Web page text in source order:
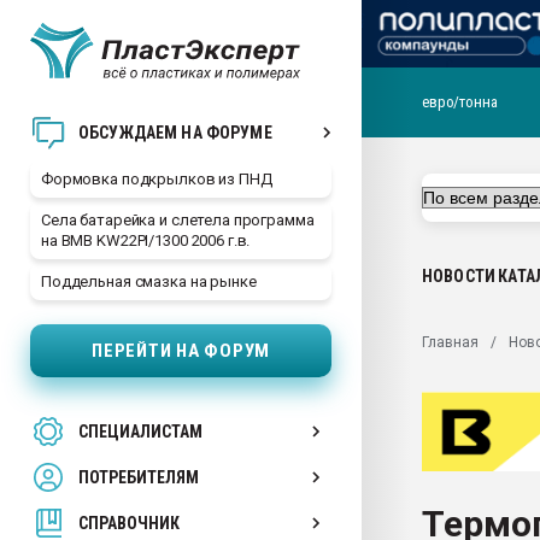
ОБСУЖДАЕМ НА ФОРУМЕ
Формовка подкрылков из ПНД
Села батарейка и слетела программа
на BMB KW22PI/1300 2006 г.в.
Поддельная смазка на рынке
ПЕРЕЙТИ НА ФОРУМ
СПЕЦИАЛИСТАМ
ПОТРЕБИТЕЛЯМ
СПРАВОЧНИК
29.07.2026 ФРП помог
Вакуум-формовочные
28.07.2026
первый план в
пластмасс
ситуацией на
евро/тонна
НОВОСТИ
Главная